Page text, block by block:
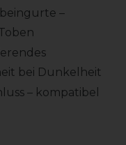
–
bei Dunkelheit
– kompatibel